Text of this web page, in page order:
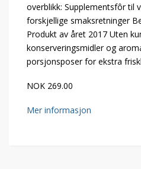
overblikk: Supplementsfôr til
forskjellige smaksretninger
Produkt av året 2017 Uten
konserveringsmidler og
porsjonsposer for ekstra
NOK 269.00
Mer informasjon